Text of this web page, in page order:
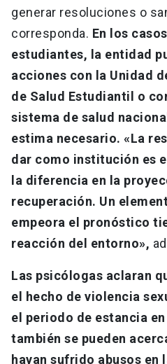
generar resoluciones o
corresponda. En los
estudiantes, la entidad
acciones con la Unidad
de Salud Estudiantil o
sistema de salud
estima necesario. «La
dar como institución es
la diferencia en la
recuperación. Un
empeora el pronóstico
reacción del entorno»,
Las psicólogas aclaran
el hecho de violencia
el periodo de estancia
también se pueden
hayan sufrido abusos en